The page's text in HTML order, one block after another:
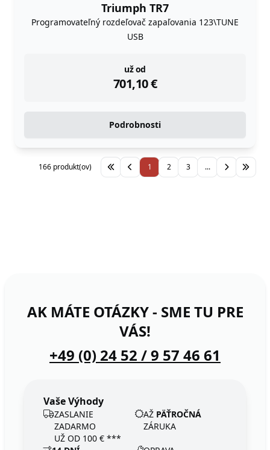
Triumph TR7
Programovateľný rozdeľovač zapaľovania 123\TUNE
USB
už od
701,10€
instock
Podrobnosti
1 2 3 ...
166 produkt(ov)
AK MÁTE OTÁZKY - SME TU PRE
VÁS!
+49 (0) 24 52 / 9 57 46 61
Vaše Výhody
ZASLANIE
ZADARMO
UŽ OD 100 € ***
AŽ PÄŤROČNÁ
ZÁRUKA